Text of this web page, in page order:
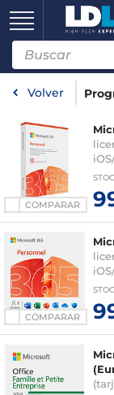
Volver
COMPARAR
en
COMPARAR
en